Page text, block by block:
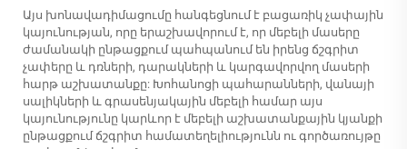
Այս խոնավադիմացումը հանգեցնում է բացառիկ չափային
կայունության, որը երաշխավորում է, որ մեբելի մասերը
ժամանակի ընթացքում պահպանում են իրենց ճշգրիտ
չափերը և դռների, դարակների և կարգավորվող մասերի
հարթ աշխատանքը: Խոհանոցի պահարանների, վանայի
սալիկների և գրասենյակային մեբելի համար այս
կայունությունը կարևոր է մեբելի աշխատանքային կյանքի
ընթացքում ճշգրիտ համատեղելիությունն ու գործառույթը